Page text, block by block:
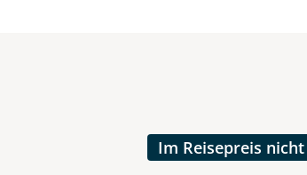
Im Reisepreis